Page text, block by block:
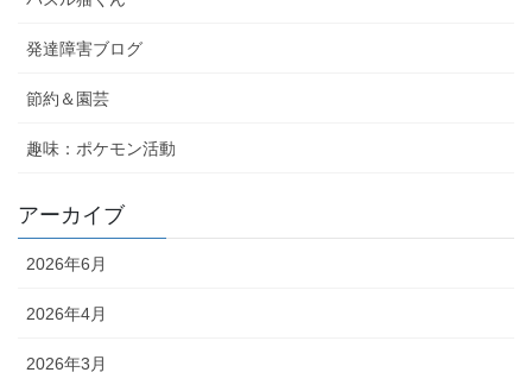
発達障害ブログ
節約＆園芸
趣味：ポケモン活動
アーカイブ
2026年6月
2026年4月
2026年3月